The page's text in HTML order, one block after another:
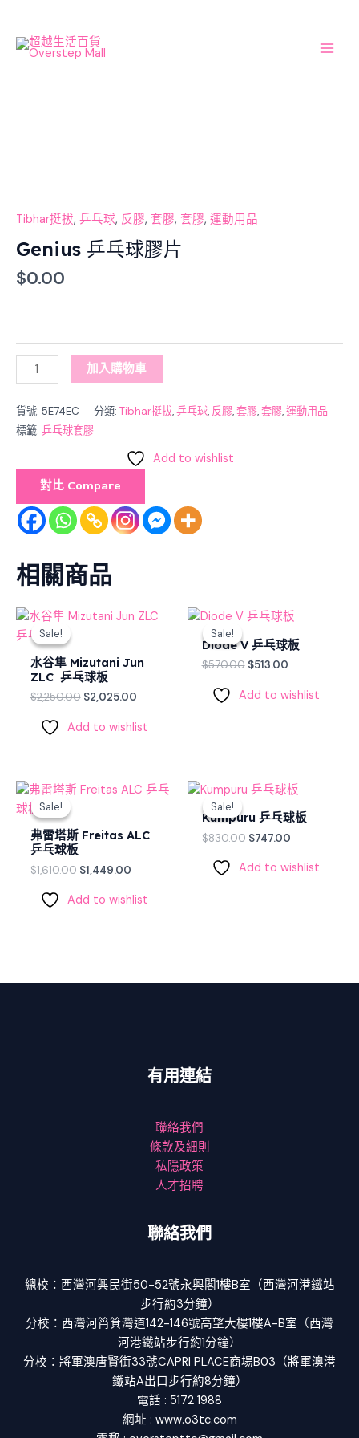
content
Tibhar挺拔, 乒乓球, 反膠, 套膠, 套膠, 運動用品
Genius 乒乓球膠片
$0.00
片
量
加入購物車
貨號: 5E74EC 分類: Tibhar挺拔,乒乓球, 反膠,套膠,套膠,運動用品
標籤: 乒乓球套膠
Add to wishlist
對比 Compare
相關商品
Sale!
Sale!
水谷隼 Mizutani Jun
ZLC 乒乓球板
$2,250.00
Original
$2,250.00.
$2,025.00
Current
Add to wishlist
Sale!
Sale!
Diode V 乒乓球板
$570.00
Original
was:
$570.00.
$513.00
Current
is:
$513.00.
Add to wishlist
Sale!
Sale!
弗雷塔斯 Freitas ALC
乒乓球板
$1,610.00
Original
$1,610.00.
$1,449.00
Current
Add to wishlist
Sale!
Sale!
Kumpuru 乒乓球板
$830.00
Original
was:
$830.00.
$747.00
Current
is:
$747.00.
Add to wishlist
有用連結
聯絡我們
條款及細則
私隱政策
人才招聘
聯絡我們
總校：西灣河興民街50-52號永興閣1樓B室（西灣河港鐵站
步行約3分鐘）
分校：西灣河筲箕灣道142-146號高望大樓1樓A-B室（西灣
河港鐵站步行約1分鐘）
分校：將軍澳唐賢街33號CAPRI PLACE商場B03（將軍澳港
鐵站A出口步行約8分鐘）
電話 : 5172 1988
網址 : www.o3tc.com